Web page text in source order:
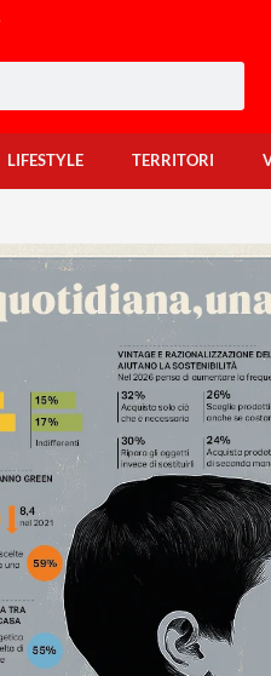
LIFESTYLE TERRITORI